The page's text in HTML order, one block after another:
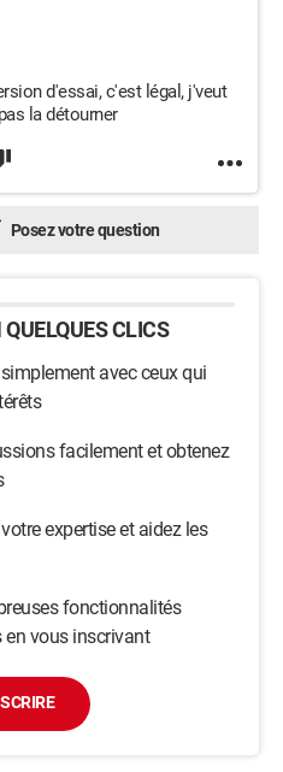
d'essai, c'est légal, j'veut
la détourner
Posez votre question
CLICS
avec ceux qui
facilement et obtenez
expertise et aidez les
fonctionnalités
vous inscrivant